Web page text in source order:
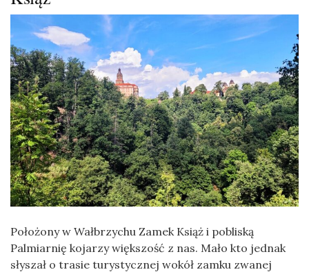
Położony w Wałbrzychu Zamek Książ i pobliską
Palmiarnię kojarzy większość z nas. Mało kto jednak
słyszał o trasie turystycznej wokół zamku zwanej